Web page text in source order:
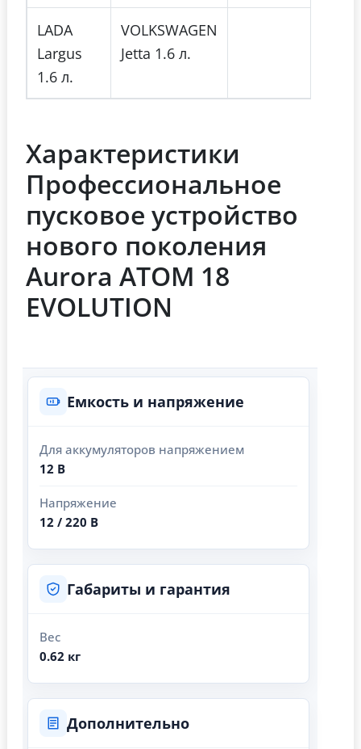
LADA
Largus
1.6 л.
VOLKSWAGEN
Jetta 1.6 л.
Характеристики
Профессиональное
пусковое устройство
нового поколения
Aurora ATOM 18
EVOLUTION
Емкость и напряжение
Для аккумуляторов напряжением
12 В
Напряжение
12 / 220 В
Габариты и гарантия
Вес
0.62 кг
Дополнительно